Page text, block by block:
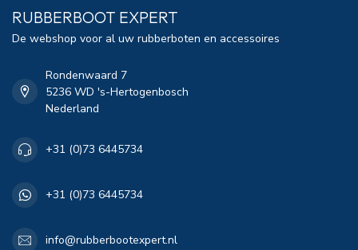
RUBBERBOOT EXPERT
De webshop voor al uw rubberboten en accessoires
Rondenwaard 7
5236 WD 's-Hertogenbosch
Nederland
+31 (0)73 6445734
+31 (0)73 6445734
info@rubberbootexpert.nl